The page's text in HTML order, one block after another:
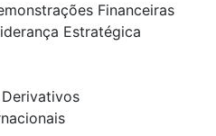
Financeiras
Estratégica